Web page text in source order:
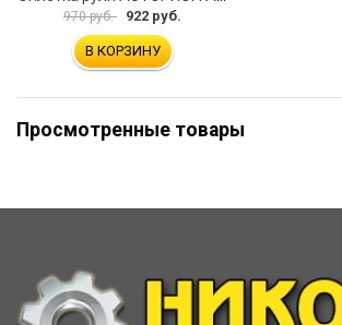
970 руб. 922 руб.
В КОРЗИНУ
Просмотренные товары